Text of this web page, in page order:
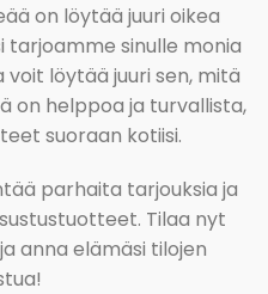
on löytää juuri oikea
tarjoamme sinulle monia
löytää juuri sen, mitä
on helppoa ja turvallista,
suoraan kotiisi.
parhaita tarjouksia ja
Tilaa nyt
anna elämäsi tilojen